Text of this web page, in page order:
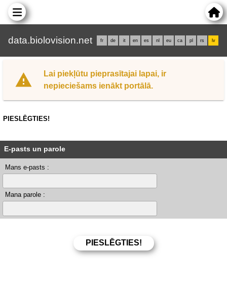
data.biolovision.net fr de it en es nl eu ca pl rs lv
Lai piekļūtu pieprasītajai lapai, ir
nepieciešams ienākt portālā.
PIESLĒGTIES!
E-pasts un parole
Mans e-pasts :
Mana parole :